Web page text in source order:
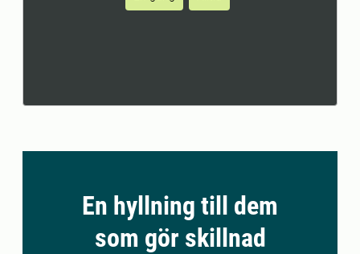
En hyllning till dem
som gör skillnad